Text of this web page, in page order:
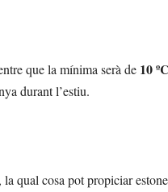
que la mínima serà de 10 ºC
durant l’estiu.
, la qual cosa pot propiciar